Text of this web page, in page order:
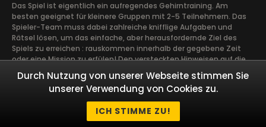
Das Spiel ist eigentlich ein aufregendes Gehirntraining. Am
besten geeignet für kleinere Gruppen mit 2-5 Teilnehmern. Das
Spieler-Team muss dabei zahlreiche knifflige Aufgaben und
Rätsel lösen, um das einfache, aber herausfordernde Ziel des
Spiels zu erreichen : rauskommen innerhalb der gegebene Zeit
oder eine Mission zu erfülen! Den versteckten Hinweisen auf die
Spur zu kommen, erfordert volle Konzentration sowie die Ideen
und Talente aller Spieler. Ein guter Zusammenhalt im Team ist
äußerst wichtig. Ein gemeinsames Abenteuer schafft Vertrauen
und Engagement zwischen den Spielern und kann Kollegen näher
Durch Nutzung von unserer Webseite stimmen Sie
unserer Verwendung von Cookies zu.
ICH STIMME ZU!